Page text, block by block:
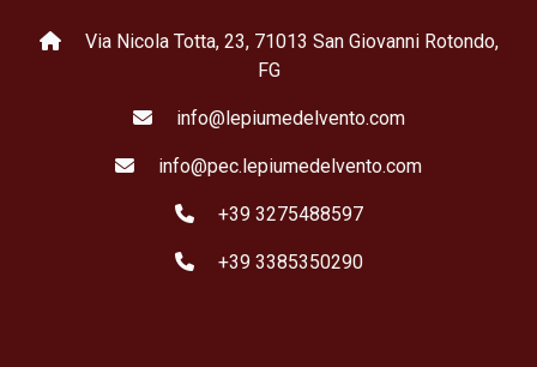
Via Nicola Totta, 23, 71013 San Giovanni Rotondo,
FG
info@lepiumedelvento.com
info@pec.lepiumedelvento.com
+39 3275488597
+39 3385350290